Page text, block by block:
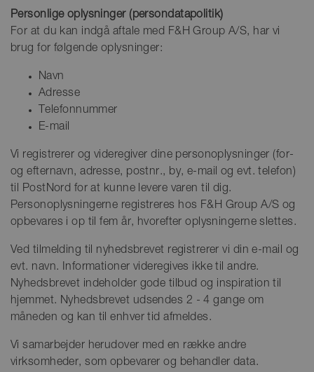
Personlige oplysninger (persondatapolitik)
For at du kan indgå aftale med F&H Group A/S, har vi
brug for følgende oplysninger:
Navn
Adresse
Telefonnummer
E-mail
Vi registrerer og videregiver dine personoplysninger (for-
og efternavn, adresse, postnr., by, e-mail og evt. telefon)
til PostNord for at kunne levere varen til dig.
Personoplysningerne registreres hos F&H Group A/S og
opbevares i op til fem år, hvorefter oplysningerne slettes.
Ved tilmelding til nyhedsbrevet registrerer vi din e-mail og
evt. navn. Informationer videregives ikke til andre.
Nyhedsbrevet indeholder gode tilbud og inspiration til
hjemmet. Nyhedsbrevet udsendes 2 - 4 gange om
måneden og kan til enhver tid afmeldes.
Vi samarbejder herudover med en række andre
virksomheder, som opbevarer og behandler data.